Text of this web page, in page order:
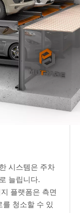
시스템은 주차
늘립니다.
플랫폼은 측면
를 청소할 수 있